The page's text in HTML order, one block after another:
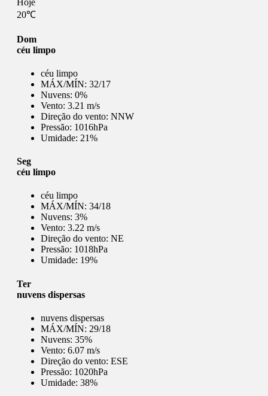
Hoje
20℃
Dom
céu limpo
céu limpo
MÁX/MÍN: 32/17
Nuvens: 0%
Vento: 3.21 m/s
Direção do vento: NNW
Pressão: 1016hPa
Umidade: 21%
Seg
céu limpo
céu limpo
MÁX/MÍN: 34/18
Nuvens: 3%
Vento: 3.22 m/s
Direção do vento: NE
Pressão: 1018hPa
Umidade: 19%
Ter
nuvens dispersas
nuvens dispersas
MÁX/MÍN: 29/18
Nuvens: 35%
Vento: 6.07 m/s
Direção do vento: ESE
Pressão: 1020hPa
Umidade: 38%